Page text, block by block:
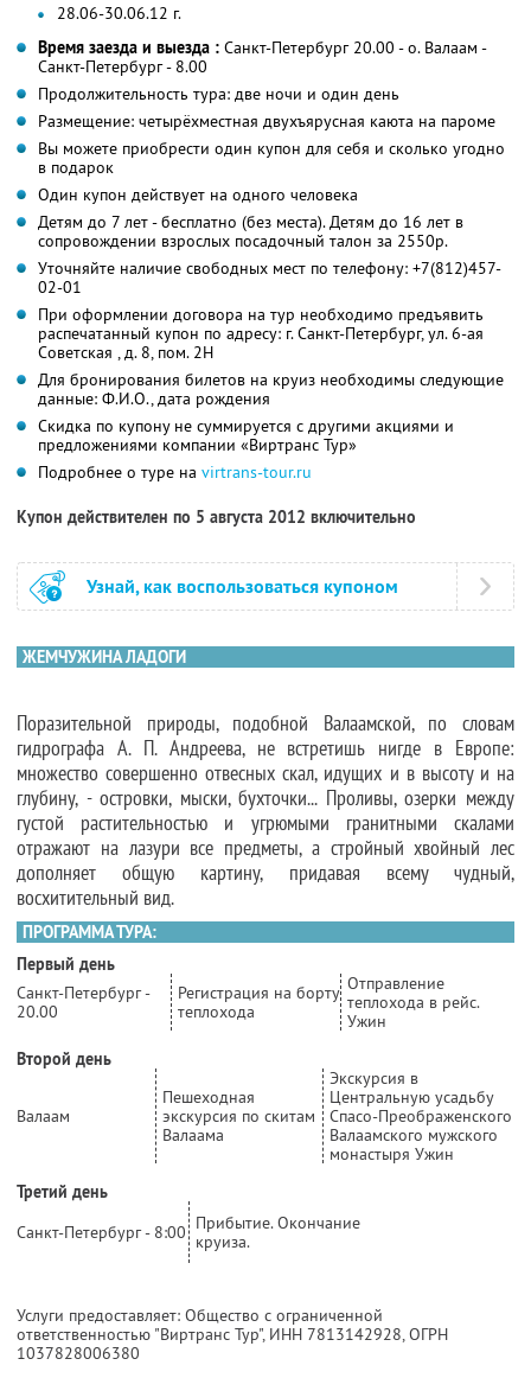
28.06-30.06.12 г.
Время заезда и выезда : Санкт-Петербург 20.00 - о. Валаам -
Санкт-Петербург - 8.00
Продолжительность тура: две ночи и один день
Размещение: четырёхместная двухъярусная каюта на пароме
Вы можете приобрести один купон для себя и сколько угодно
в подарок
Один купон действует на одного человека
Детям до 7 лет - бесплатно (без места). Детям до 16 лет в
сопровождении взрослых посадочный талон за 2550р.
Уточняйте наличие свободных мест по телефону: +7(812)457-
02-01
При оформлении договора на тур необходимо предъявить
распечатанный купон по адресу: г. Санкт-Петербург, ул. 6-ая
Советская , д. 8, пом. 2Н
Для бронирования билетов на круиз необходимы следующие
данные: Ф.И.О., дата рождения
Скидка по купону не суммируется с другими акциями и
предложениями компании «Виртранс Тур»
Подробнее о туре на virtrans-tour.ru
Купон действителен по 5 августа 2012 включительно
Узнай, как воспользоваться купоном
ЖЕМЧУЖИНА ЛАДОГИ
Поразительной природы, подобной Валаамской, по словам
гидрографа А. П. Андреева, не встретишь нигде в Европе:
множество совершенно отвесных скал, идущих и в высоту и на
глубину, - островки, мыски, бухточки... Проливы, озерки между
густой растительностью и угрюмыми гранитными скалами
отражают на лазури все предметы, а стройный хвойный лес
дополняет общую картину, придавая всему чудный,
восхитительный вид.
ПРОГРАММА ТУРА:
Первый день
Санкт-Петербург -
20.00
Регистрация на борту
теплохода
Отправление
теплохода в рейс.
Ужин
Второй день
Валаам
Пешеходная
экскурсия по скитам
Валаама
Экскурсия в
Центральную усадьбу
Спасо-Преображенского
Валаамского мужского
монастыря Ужин
Третий день
Санкт-Петербург - 8:00 Прибытие. Окончание
круиза.
Услуги предоставляет: Общество с ограниченной
ответственностью "Виртранс Тур", ИНН 7813142928, ОГРН
1037828006380